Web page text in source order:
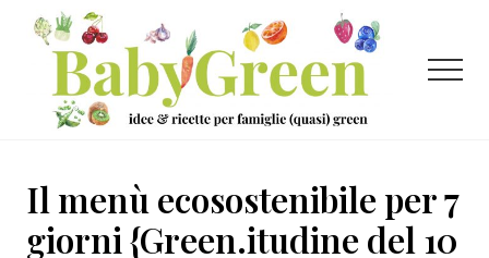
Menu
Passa
contenuto
principale
Passa
laterale
primaria
Passa
ricette
Menu
Il menù ecosostenibile per 7
giorni {Green.itudine del 10